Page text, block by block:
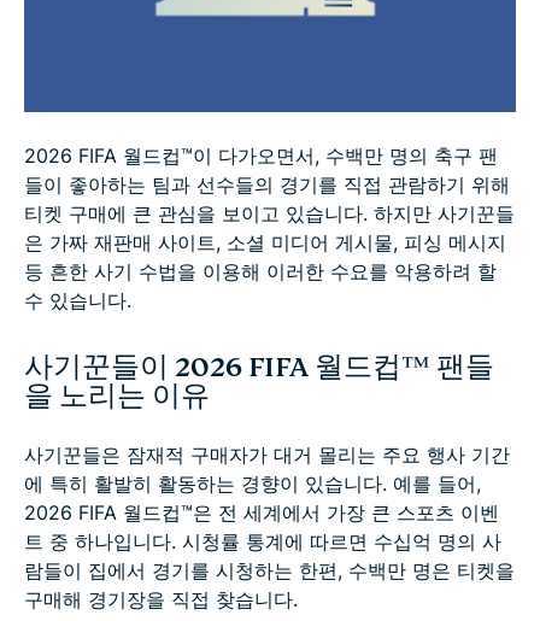
2026 FIFA 월드컵™이 다가오면서, 수백만 명의 축구 팬
들이 좋아하는 팀과 선수들의 경기를 직접 관람하기 위해
티켓 구매에 큰 관심을 보이고 있습니다. 하지만 사기꾼들
은 가짜 재판매 사이트, 소셜 미디어 게시물, 피싱 메시지
등 흔한 사기 수법을 이용해 이러한 수요를 악용하려 할
수 있습니다.
사기꾼들이 2026 FIFA 월드컵™ 팬들
을 노리는 이유
사기꾼들은 잠재적 구매자가 대거 몰리는 주요 행사 기간
에 특히 활발히 활동하는 경향이 있습니다. 예를 들어,
2026 FIFA 월드컵™은 전 세계에서 가장 큰 스포츠 이벤
트 중 하나입니다. 시청률 통계에 따르면 수십억 명의 사
람들이 집에서 경기를 시청하는 한편, 수백만 명은 티켓을
구매해 경기장을 직접 찾습니다.